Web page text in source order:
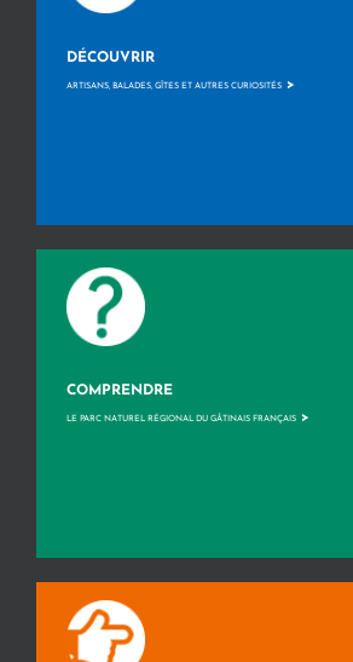
DÉCOUVRIR
ARTISANS, BALADES, GÎTES ET AUTRES CURIOSITÉS >
COMPRENDRE
LE PARC NATUREL RÉGIONAL DU GÂTINAIS FRANÇAIS >